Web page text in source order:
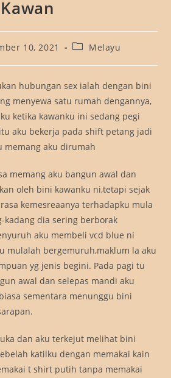
10, 2021
PostMelayu
hubungan sex ialah dengan bini
menyewa satu rumah dengannya,
ketika kawanku ini sedang pegi
aku bekerja pada shift petang jadi
memang aku dirumah
memang aku bangun awal dan
oleh bini kawanku ni,tetapi sejak
kemesreaanya terhadapku mula
kadang dia sering berborak
aku membeli vcd blue ni
mulalah bergemuruh,maklum la aku
yg jenis begini. Pada pagi tu
awal dan selepas mandi aku
sementara menunggu bini
dan aku terkejut melihat bini
katilku dengan memakai kain
t shirt putih tanpa memakai